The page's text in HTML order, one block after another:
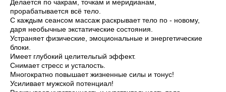
Делается по чакрам, точкам и меридианам,
прорабатывается всё тело.
️С каждым сеансом массаж раскрывает тело по - новому,
даря необычные экстатические состояния.
️Устраняет физические, эмоциональные и энергетические
блоки.
️Имеет глубокий целительгый эффект.
️Снимает стресс и усталость.
️Многократно повышает жизненные силы и тонус!
️Усиливает мужской потенциал!